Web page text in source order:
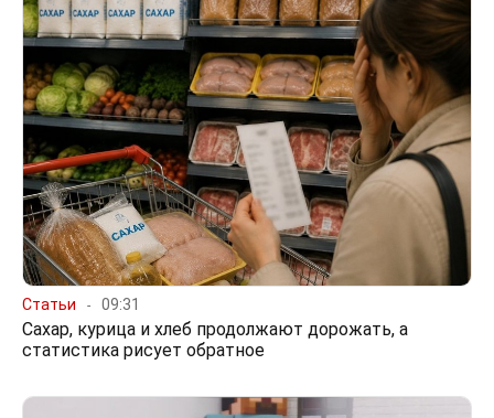
Статьи 09:31
Сахар, курица и хлеб продолжают дорожать, а
статистика рисует обратное